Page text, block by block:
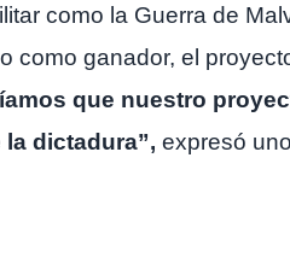
como la Guerra de
como ganador, el
que nuestro
dictadura”, expresó